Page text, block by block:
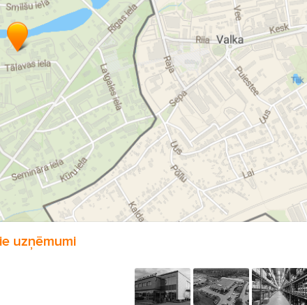
siltās grīdas dvieļu žāvētāji dūmvadi
siltumnesēji
cauruļu izolācija cauruļu stiprinājumi
vara caurules
polietilēna caurules
kanalizācijas caurules
kanalizācijas akas aku vāki skatakas
skeptiķi
ierīces laistīšanas šļūtenes
dārza šļūtenes
šļūteņu rati strūklakas dīķu filtri
dekoratīvie dīķi
strauti ūdenskritumi
uzņēmumi